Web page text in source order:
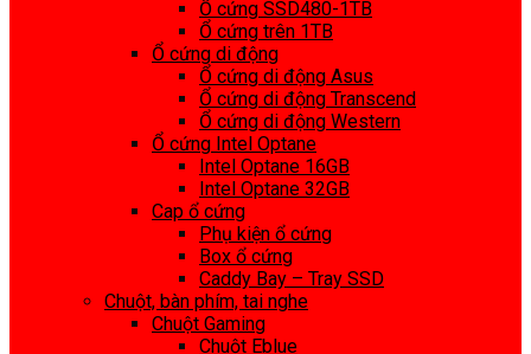
Ổ cứng SSD480-1TB
Ổ cứng trên 1TB
Ổ cứng di động
Ổ cứng di động Asus
Ổ cứng di động Transcend
Ổ cứng di động Western
Ổ cứng Intel Optane
Intel Optane 16GB
Intel Optane 32GB
Cap ổ cứng
Phụ kiện ổ cứng
Box ổ cứng
Caddy Bay – Tray SSD
Chuột, bàn phím, tai nghe
Chuột Gaming
Chuột Eblue